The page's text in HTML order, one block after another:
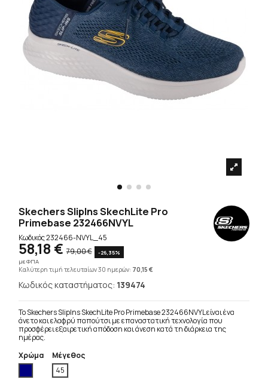
Skechers SlipIns SkechLite Pro
Primebase 232466NVYL
Κωδικός232466-NVYL_45
58,18 € 79,00 €
-26,35%
με ΦΠΑ
Καλύτερη τιμή τελευταίων 30 ημερών: 70,15 €
Κωδικός καταστήματος: 139474
Το Skechers SlipIns SkechLite Pro Primebase 232466NVYL είναι ένα
άνετο και ελαφρύ παπούτσι με επαναστατική τεχνολογία που
προσφέρει εξαιρετική απόδοση και άνεση κατά τη διάρκεια της
ημέρας.
Χρώμα
Μέγεθος
45